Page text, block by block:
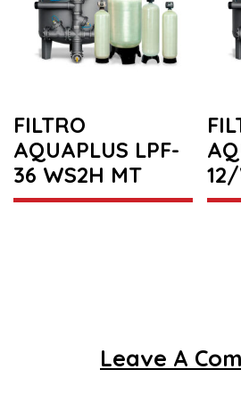
FILTRO
AQUAPLUS LPF-
36 WS2H MT
12/
Leave A